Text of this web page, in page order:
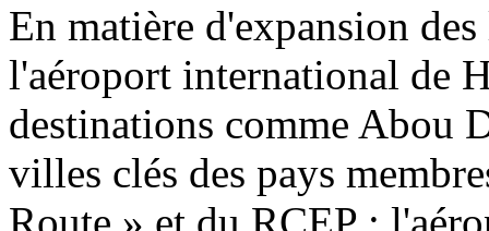
En matière d'expansion
l'aéroport international de
destinations comme Abou
villes clés des pays
Route » et du RCEP ;